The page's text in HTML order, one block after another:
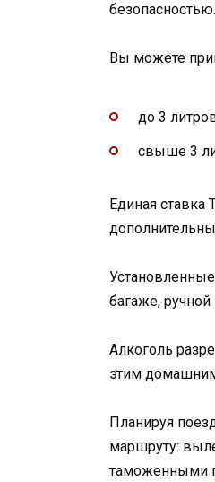
безопасностью.
Вы можете
до 3
свыше 3
Единая
багаже,
Алкоголь
этим
Планируя
маршруту:
таможенными